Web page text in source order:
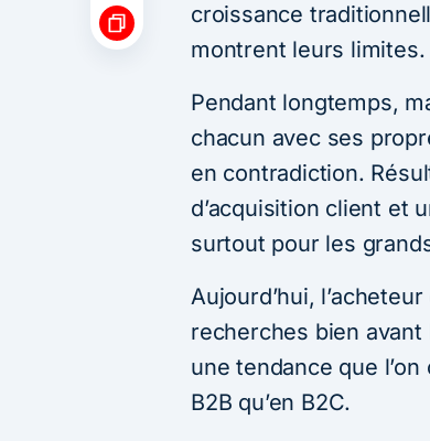
croissance
montrent leurs limites.
Pendant longtemps,
chacun avec ses
en contradiction.
d’acquisition client et
surtout pour les
Aujourd’hui,
recherches bien
une tendance que
B2B qu’en B2C.